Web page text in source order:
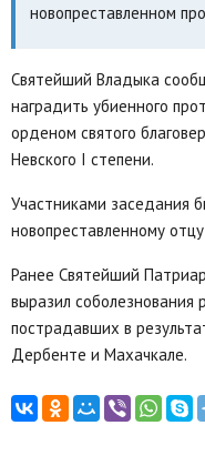
новопреставленном
Святейший Владыка
наградить убиенного
орденом святого
Невского I степени.
Участниками заседания
новопреставленному
Ранее Святейший
выразил
пострадавших в
Дербенте и Махачкале.